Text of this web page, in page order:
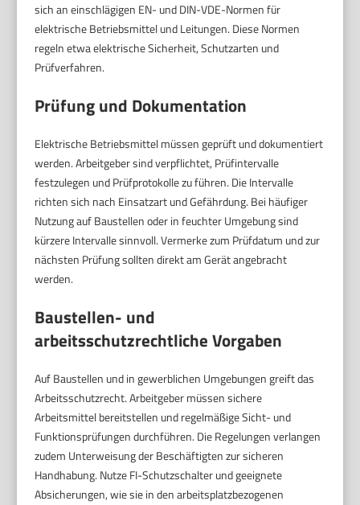
sich an einschlägigen EN- und DIN-VDE-Normen für
elektrische Betriebsmittel und Leitungen. Diese Normen
regeln etwa elektrische Sicherheit, Schutzarten und
Prüfverfahren.
Prüfung und Dokumentation
Elektrische Betriebsmittel müssen geprüft und dokumentiert
werden. Arbeitgeber sind verpflichtet, Prüfintervalle
festzulegen und Prüfprotokolle zu führen. Die Intervalle
richten sich nach Einsatzart und Gefährdung. Bei häufiger
Nutzung auf Baustellen oder in feuchter Umgebung sind
kürzere Intervalle sinnvoll. Vermerke zum Prüfdatum und zur
nächsten Prüfung sollten direkt am Gerät angebracht
werden.
Baustellen- und
arbeitsschutzrechtliche Vorgaben
Auf Baustellen und in gewerblichen Umgebungen greift das
Arbeitsschutzrecht. Arbeitgeber müssen sichere
Arbeitsmittel bereitstellen und regelmäßige Sicht- und
Funktionsprüfungen durchführen. Die Regelungen verlangen
zudem Unterweisung der Beschäftigten zur sicheren
Handhabung. Nutze FI-Schutzschalter und geeignete
Absicherungen, wie sie in den arbeitsplatzbezogenen